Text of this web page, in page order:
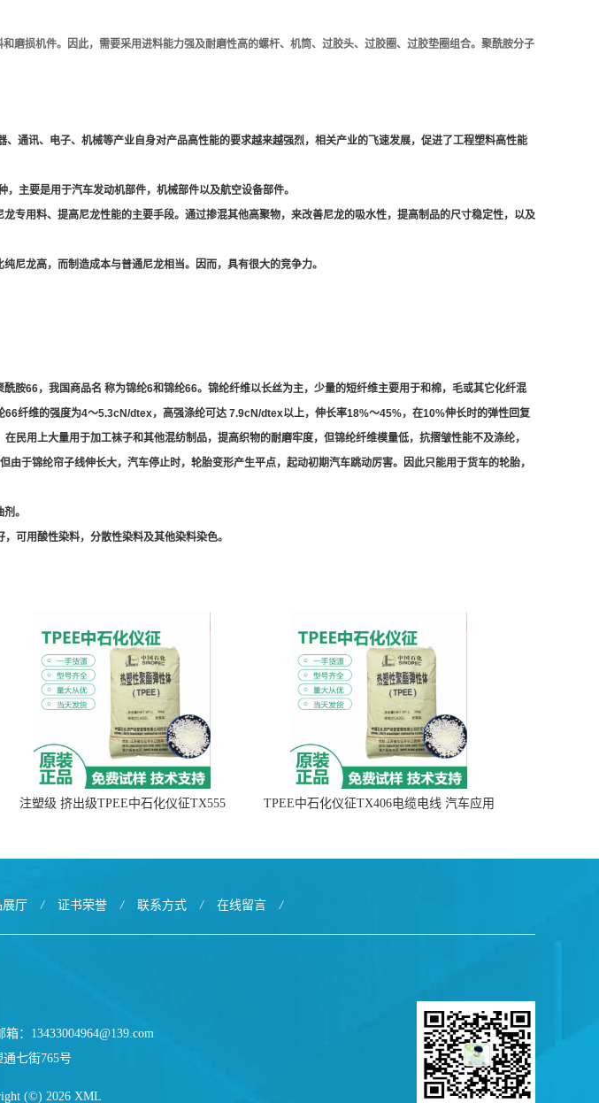
损机件。因此，需要采用进料能力强及耐磨性高的螺杆、机筒、过胶头、过胶圈、过胶垫圈组合。聚酰胺分子
通讯、电子、机械等产业自身对产品高性能的要求越来越强烈，相关产业的飞速发展，促进了工程塑料高性能
主要是用于汽车发动机部件，机械部件以及航空设备部件。
用料、提高尼龙性能的主要手段。通过掺混其他高聚物，来改善尼龙的吸水性，提高制品的尺寸稳定性，以及
尼龙高，而制造成本与普通尼龙相当。因而，具有很大的竞争力。
胺66，我国商品名 称为锦纶6和锦纶66。锦纶纤维以长丝为主，少量的短纤维主要用于和棉，毛或其它化纤混
纤维的强度为4～5.3cN/dtex，高强涤纶可达 7.9cN/dtex以上，伸长率18%～45%，在10%伸长时的弹性回复
用上大量用于加工袜子和其他混纺制品，提高织物的耐磨牢度，但锦纶纤维模量低，抗摺皱性能不及涤纶，
于锦纶帘子线伸长大，汽车停止时，轮胎变形产生平点，起动初期汽车跳动厉害。因此只能用于货车的轮胎，
。
可用酸性染料，分散性染料及其他染料染色。
注塑级 挤出级TPEE中石化仪征TX555 TPEE中石化仪征TX406电缆电线 汽车应用
展厅 / 证书荣誉 / 联系方式 / 在线留言 /
箱： 13433004964@139.com
七街765号
(©) 2026 XML